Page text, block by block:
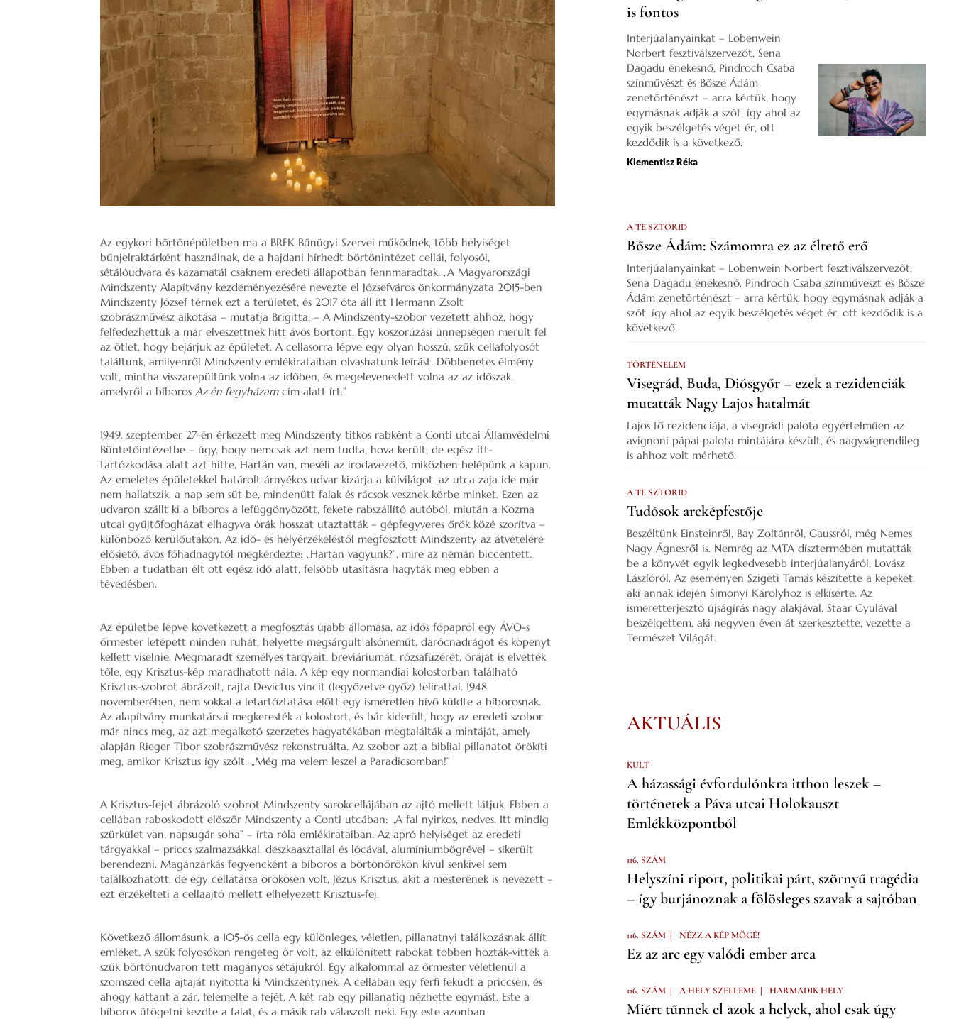
Az egykori börtönépületben ma a BRFK Bűnügyi Szervei működnek, több helyiséget
bűnjelraktárként használnak, de a hajdani hírhedt börtönintézet cellái, folyosói,
sétálóudvara és kazamatái csaknem eredeti állapotban fennmaradtak. „A Magyarországi
Mindszenty Alapítvány kezdeményezésére nevezte el Józsefváros önkormányzata 2015-ben
Mindszenty József térnek ezt a területet, és 2017 óta áll itt Hermann Zsolt
szobrászművész alkotása – mutatja Brigitta. – A Mindszenty-szobor vezetett ahhoz, hogy
felfedezhettük a már elveszettnek hitt ávós börtönt. Egy koszorúzási ünnepségen merült fel
az ötlet, hogy bejárjuk az épületet. A cellasorra lépve egy olyan hosszú, szűk cellafolyosót
találtunk, amilyenről Mindszenty emlékirataiban olvashatunk leírást. Döbbenetes élmény
volt, mintha visszarepültünk volna az időben, és megelevenedett volna az az időszak,
amelyről a bíboros Az én fegyházamcím alatt írt.”
1949. szeptember 27-én érkezett meg Mindszenty titkos rabként a Conti utcai Államvédelmi
Büntetőintézetbe – úgy, hogy nemcsak azt nem tudta, hova került, de egész itt-
tartózkodása alatt azt hitte, Hartán van, meséli az irodavezető, miközben belépünk a kapun.
Az emeletes épületekkel határolt árnyékos udvar kizárja a külvilágot, az utca zaja ide már
nem hallatszik, a nap sem süt be, mindenütt falak és rácsok vesznek körbe minket. Ezen az
udvaron szállt ki a bíboros a lefüggönyözött, fekete rabszállító autóból, miután a Kozma
utcai gyűjtőfogházat elhagyva órák hosszat utaztatták – gépfegyveres őrök közé szorítva –
különböző kerülőutakon. Az idő- és helyérzékeléstől megfosztott Mindszenty az átvételére
elősiető, ávós főhadnagytól megkérdezte: „Hartán vagyunk?”, mire az némán biccentett.
Ebben a tudatban élt ott egész idő alatt, felsőbb utasításra hagyták meg ebben a
tévedésben.
Az épületbe lépve következett a megfosztás újabb állomása, az idős főpapról egy ÁVO-s
őrmester letépett minden ruhát, helyette megsárgult alsóneműt, darócnadrágot és köpenyt
kellett viselnie. Megmaradt személyes tárgyait, breviáriumát, rózsafüzérét, óráját is elvették
tőle, egy Krisztus-kép maradhatott nála. A kép egy normandiai kolostorban található
Krisztus-szobrot ábrázolt, rajta Devictus vincit (legyőzetve győz) felirattal. 1948
novemberében, nem sokkal a letartóztatása előtt egy ismeretlen hívő küldte a bíborosnak.
Az alapítvány munkatársai megkeresték a kolostort, és bár kiderült, hogy az eredeti szobor
már nincs meg, az azt megalkotó szerzetes hagyatékában megtalálták a mintáját, amely
alapján Rieger Tibor szobrászművész rekonstruálta. Az szobor azt a bibliai pillanatot örökíti
meg, amikor Krisztus így szólt: „Még ma velem leszel a Paradicsomban!”
A Krisztus-fejet ábrázoló szobrot Mindszenty sarokcellájában az ajtó mellett látjuk. Ebben a
cellában raboskodott először Mindszenty a Conti utcában: „A fal nyirkos, nedves. Itt mindig
szürkület van, napsugár soha” – írta róla emlékirataiban. Az apró helyiséget az eredeti
tárgyakkal – priccs szalmazsákkal, deszkaasztallal és lócával, alumíniumbögrével – sikerült
berendezni. Magánzárkás fegyencként a bíboros a börtönőrökön kívül senkivel sem
találkozhatott, de egy cellatársa örökösen volt, Jézus Krisztus, akit a mesterének is nevezett –
ezt érzékelteti a cellaajtó mellett elhelyezett Krisztus-fej.
Következő állomásunk, a 105-ös cella egy különleges, véletlen, pillanatnyi találkozásnak állít
emléket. A szűk folyosókon rengeteg őr volt, az elkülönített rabokat többen hozták-vitték a
szűk börtönudvaron tett magányos sétájukról. Egy alkalommal az őrmester véletlenül a
szomszéd cella ajtaját nyitotta ki Mindszentynek. A cellában egy férfi feküdt a priccsen, és
ahogy kattant a zár, felemelte a fejét. A két rab egy pillanatig nézhette egymást. Este a
bíboros ütögetni kezdte a falat, és a másik rab válaszolt neki. Egy este azonban
is fontos
Interjúalanyainkat – Lobenwein
Norbert fesztiválszervezőt, Sena
Dagadu énekesnő, Pindroch Csaba
színművészt és Bősze Ádám
zenetörténészt – arra kértük, hogy
egymásnak adják a szót, így ahol az
egyik beszélgetés véget ér, ott
kezdődik is a következő.
Klementisz Réka
A TE SZTORID
Bősze Ádám: Számomra ez az éltető erő
Interjúalanyainkat – Lobenwein Norbert fesztiválszervezőt,
Sena Dagadu énekesnő, Pindroch Csaba színművészt és Bősze
Ádám zenetörténészt – arra kértük, hogy egymásnak adják a
szót, így ahol az egyik beszélgetés véget ér, ott kezdődik is a
következő.
TÖRTÉNELEM
Visegrád, Buda, Diósgyőr – ezek a rezidenciák
mutatták Nagy Lajos hatalmát
Lajos fő rezidenciája, a visegrádi palota egyértelműen az
avignoni pápai palota mintájára készült, és nagyságrendileg
is ahhoz volt mérhető.
A TE SZTORID
Tudósok arcképfestője
Beszéltünk Einsteinről, Bay Zoltánról, Gaussról, még Nemes
Nagy Ágnesről is. Nemrég az MTA dísztermében mutatták
be a könyvét egyik legkedvesebb interjúalanyáról, Lovász
Lászlóról. Az eseményen Szigeti Tamás készítette a képeket,
aki annak idején Simonyi Károlyhoz is elkísérte. Az
ismeretterjesztő újságírás nagy alakjával, Staar Gyulával
beszélgettem, aki negyven éven át szerkesztette, vezette a
Természet Világát.
AKTUÁLIS
KULT
A házassági évfordulónkra itthon leszek –
történetek a Páva utcai Holokauszt
Emlékközpontból
116. SZÁM
Helyszíni riport, politikai párt, szörnyű tragédia
– így burjánoznak a fölösleges szavak a sajtóban
116. SZÁM | NÉZZ A KÉP MÖGÉ!
Ez az arc egy valódi ember arca
116. SZÁM | A HELY SZELLEME | HARMADIK HELY
Miért tűnnek el azok a helyek, ahol csak úgy